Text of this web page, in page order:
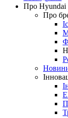
Про Hyundai
Про